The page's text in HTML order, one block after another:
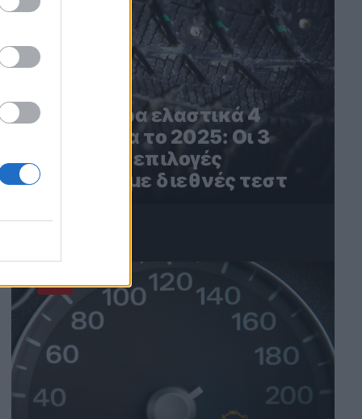
Τα καλύτερα ελαστικά 4
εποχών για το 2025: Οι 3
καλύτερες επιλογές
σύμφωνα με διεθνές τεστ
4